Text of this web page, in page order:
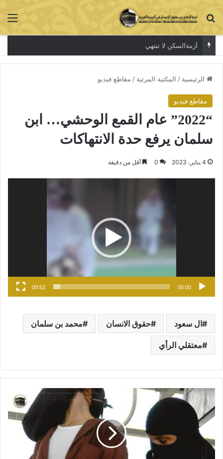
بحث عن
أزمةالسكن لا تنتهي
الرئيسية / المكتبة المرئية / مقاطع فيديو
مقاطع فيديو
“2022” عام القمع الوحشي… ابن
سلمان يرفع حدة الانتهاكات
4 يناير، 2023 0 أقل من دقيقة
00:00
00:52
ال سعود حقوق الانسان محمد بن سلمان
معتقلي الرأي